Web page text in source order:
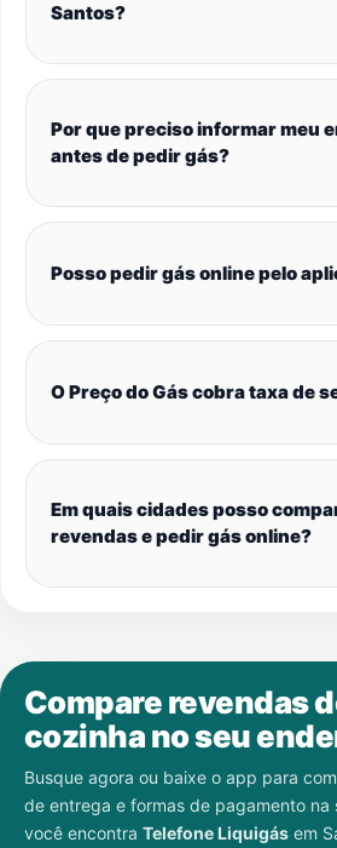
Santos?
Por que preciso informar meu
antes de pedir gás?
Posso pedir gás online pelo
O Preço do Gás cobra taxa de
Em quais cidades posso
revendas e pedir gás online?
Compare revendas
cozinha no seu
Busque agora ou baixe o app para
de entrega e formas de pagamento na
você encontra Telefone Liquigás em